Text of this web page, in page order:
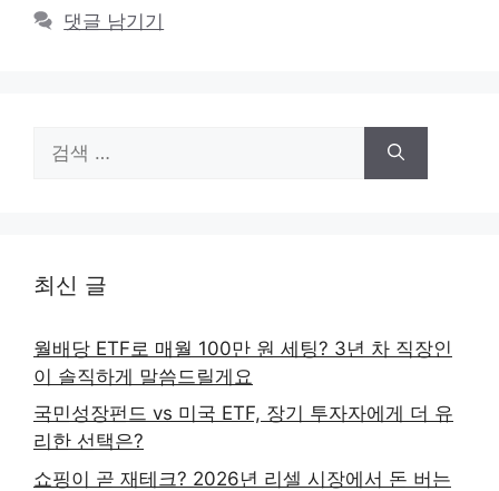
댓글 남기기
색:
최신 글
월배당 ETF로 매월 100만 원 세팅? 3년 차 직장인
이 솔직하게 말씀드릴게요
국민성장펀드 vs 미국 ETF, 장기 투자자에게 더 유
리한 선택은?
쇼핑이 곧 재테크? 2026년 리셀 시장에서 돈 버는